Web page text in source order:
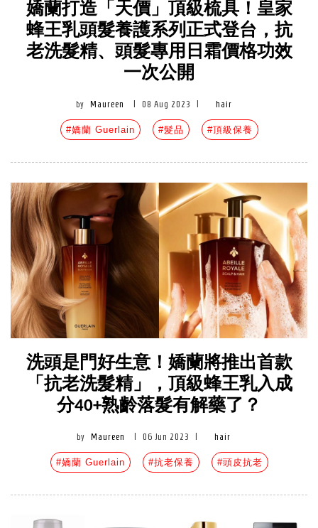
嬌蘭打造「天價」頂級梳具！皇家
蜂王乳頭髮養護系列正式登台，抗
老洗髮精、頭髮專用日霜價格功效
一次公開
by Maureen 08 Aug 2023 hair
#嬌蘭 Guerlain #髮品 #頂級保養
洗頭是門好生意！嬌蘭將推出首款
「抗老洗髮精」，頂級蜂王乳入成
分40+熟齡落髮有解藥了？
by Maureen 06 Jun 2023 hair
#嬌蘭 Guerlain #抗老保養 #頭皮抗老